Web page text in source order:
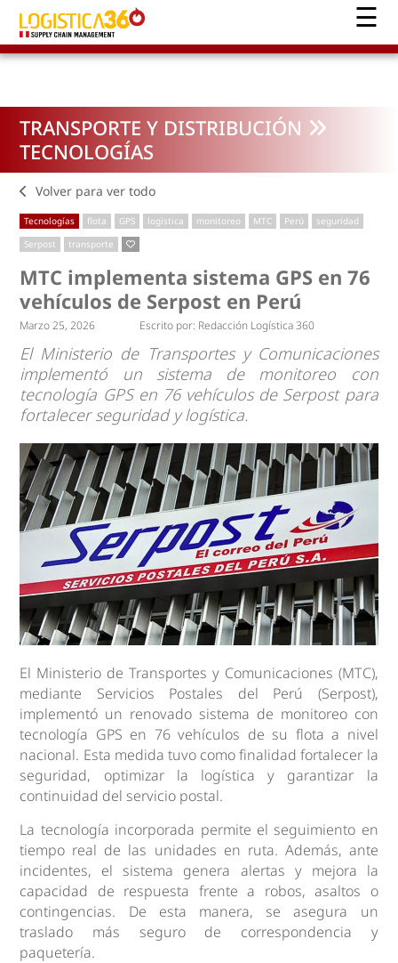
TRANSPORTE Y DISTRIBUCIÓN
TECNOLOGÍAS
Volver para ver todo
Tecnologías flota GPS logística monitoreo MTC Perú
seguridad
Serpost
transporte
MTC implementa sistema GPS en 76
vehículos de Serpost en Perú
Marzo 25, 2026 Escrito por: Redacción Logística 360
El Ministerio de Transportes y Comunicaciones
implementó un sistema de monitoreo con
tecnología GPS en 76 vehículos de Serpost para
fortalecer seguridad y logística.
El Ministerio de Transportes y Comunicaciones (MTC),
mediante Servicios Postales del Perú (Serpost),
implementó un renovado sistema de monitoreo con
tecnología GPS en 76 vehículos de su flota a nivel
nacional. Esta medida tuvo como finalidad fortalecer la
seguridad, optimizar la logística y garantizar la
continuidad del servicio postal.
La tecnología incorporada permite el seguimiento en
tiempo real de las unidades en ruta. Además, ante
incidentes, el sistema genera alertas y mejora la
capacidad de respuesta frente a robos, asaltos o
contingencias. De esta manera, se asegura un
traslado más seguro de correspondencia y
paquetería.